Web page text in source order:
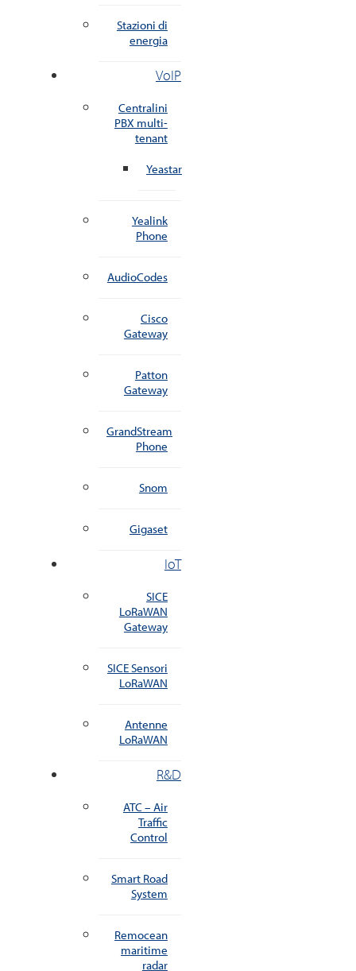
Stazioni di
energia
VoIP
Centralini
PBX multi-
tenant
Yeastar
Yealink
Phone
AudioCodes
Cisco
Gateway
Patton
Gateway
GrandStream
Phone
Snom
Gigaset
IoT
SICE
LoRaWAN
Gateway
SICE Sensori
LoRaWAN
Antenne
LoRaWAN
R&D
ATC – Air
Traffic
Control
Smart Road
System
Remocean
maritime
radar